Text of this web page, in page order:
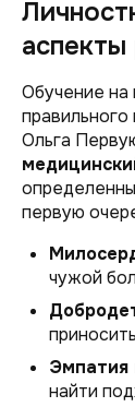
Обучение на
Ольга
первую
чужой
Эмпатия
найти